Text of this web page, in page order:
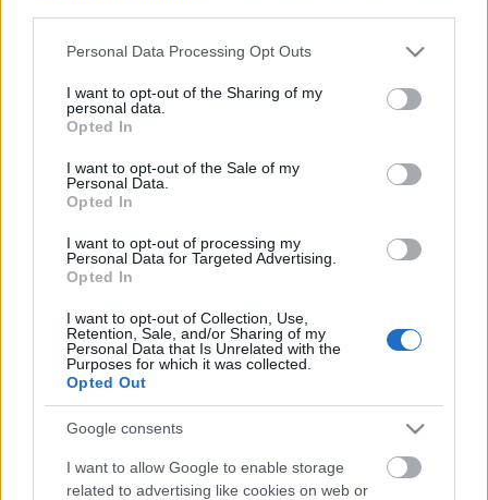
Please note that this website/app uses one or more Google
not limited to your visit or usage behaviour. You may click to
grant or deny consent to Google and its third-party tags to
use your data for below specified purposes in below Google
consent section.
Personal Data Processing Opt Outs
I want to opt-out of the Sharing of my
personal data.
Opted In
I want to opt-out of the Sale of my
Personal Data.
Opted In
I want to opt-out of processing my
Personal Data for Targeted Advertising.
Opted In
I want to opt-out of Collection, Use,
Retention, Sale, and/or Sharing of my
Personal Data that Is Unrelated with the
Purposes for which it was collected.
Opted Out
Google consents
I want to allow Google to enable storage
related to advertising like cookies on web or
A szereplők egy metamorfózis történetét mesélik el.
ember fejében megfordult már a gondolat: mi lenne,
ha más bőrébe bújhatnának. A darabban a
nagypapa különleges vegyi találmányának
segítségével mindez valósággá válik: így Mesi, a tíz
és háromnegyed esztendős kislány - bár eredetileg
focista szeretett volna lenni - egyetlen napra a saját
anyukájává változik.